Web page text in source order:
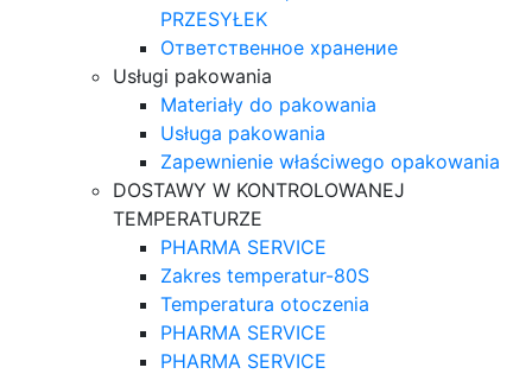
PRZESYŁEK
Ответственное хранение
Usługi pakowania
Materiały do pakowania
Usługa pakowania
Zapewnienie właściwego opakowania
DOSTAWY W KONTROLOWANEJ
TEMPERATURZE
PHARMA SERVICE
Zakres temperatur-80S
Temperatura otoczenia
PHARMA SERVICE
PHARMA SERVICE